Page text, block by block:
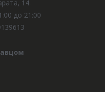
14.
до 21:00